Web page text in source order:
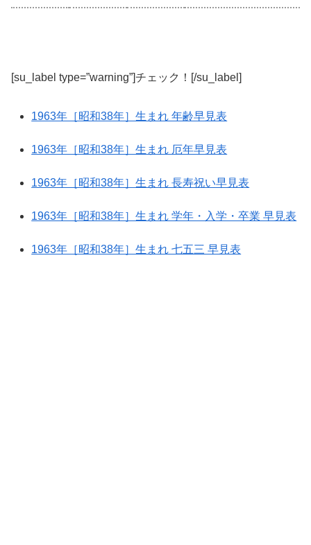
[su_label type=”warning”]チェック！[/su_label]
1963年［昭和38年］生まれ 年齢早見表
1963年［昭和38年］生まれ 厄年早見表
1963年［昭和38年］生まれ 長寿祝い早見表
1963年［昭和38年］生まれ 学年・入学・卒業 早見表
1963年［昭和38年］生まれ 七五三 早見表